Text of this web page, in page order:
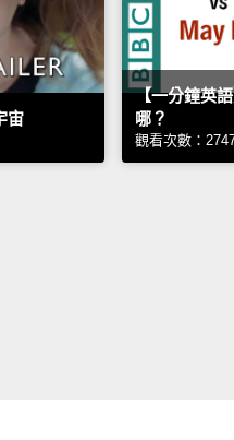
宙
【一分鐘英
哪？
觀看次數：